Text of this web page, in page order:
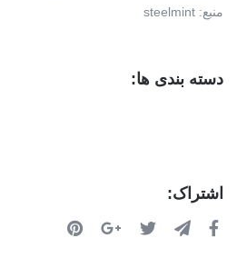
منبع: steelmint
دسته بندی ها:
اشتراک: